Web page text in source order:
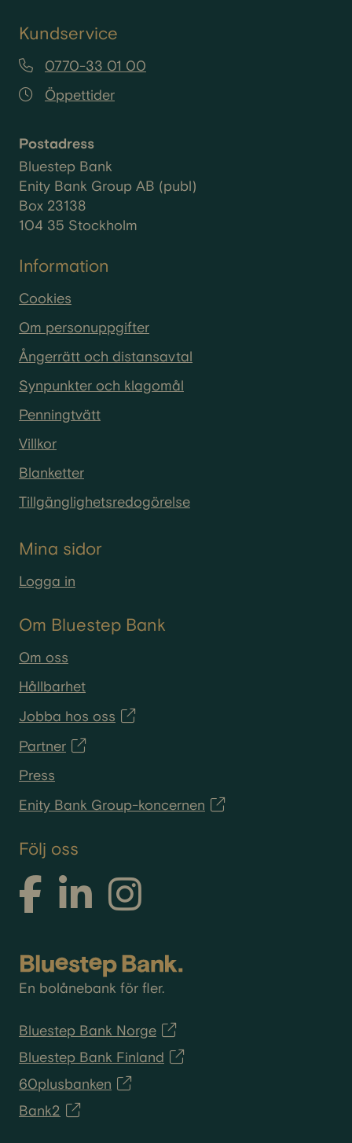
En bolånebank för fler.
Kundservice
0770-33 01 00
Öppettider
Postadress
Bluestep Bank
Enity Bank Group AB (publ)
Box 23138
104 35 Stockholm
Information
Cookies
Om personuppgifter
Ångerrätt och distansavtal
Synpunkter och klagomål
Penningtvätt
Villkor
Blanketter
Tillgänglighetsredogörelse
Mina sidor
Logga in
Om Bluestep Bank
Om oss
Hållbarhet
Jobba hos oss
Partner
Press
Enity Bank Group-koncernen
Följ oss
Bluestep Bank Norge
Bluestep Bank Finland
60plusbanken
Bank2